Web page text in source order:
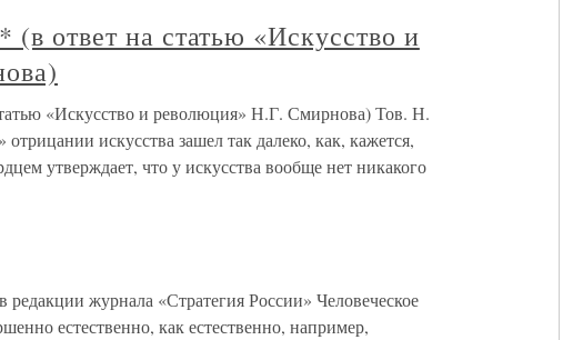
ответ на статью «Искусство и
«Искусство и революция» Н.Г. Смирнова) Тов. Н.
искусства зашел так далеко, как, кажется,
утверждает, что у искусства вообще нет никакого
редакции журнала «Стратегия России» Человеческое
естественно, как естественно, например,